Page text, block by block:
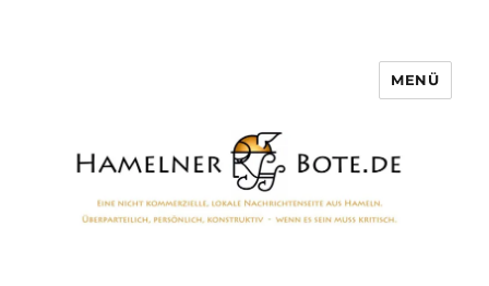
MENÜ